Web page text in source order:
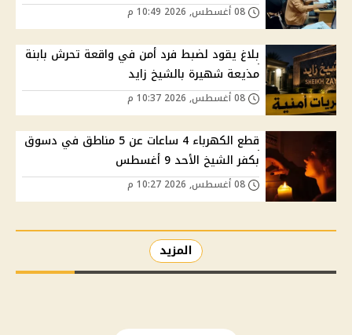
بلاغ يقود لضبط فرد أمن في واقعة تحرش بابنة
مذيعة شهيرة بالشيخ زايد
قطع الكهرباء 4 ساعات عن 5 مناطق في دسوق
بكفر الشيخ الأحد 9 أغسطس
المزيد